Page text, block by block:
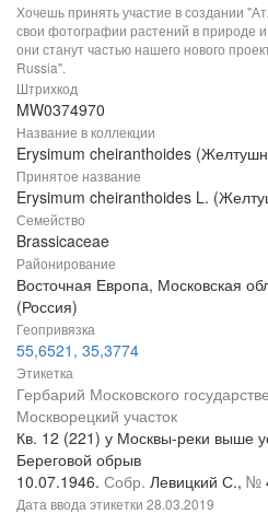
Хочешь принять участие в создании
свои фотографии растений в природе и
они станут частью нашего нового
Russia".
Штрихкод
MW0374970
Название в коллекции
Erysimum cheiranthoides
Принятое название
Erysimum cheiranthoides L.
Семейство
Brassicaceae
Районирование
Восточная Европа, Московская
(Россия)
Геопривязка
55,6521, 35,3774
Этикетка
Гербарий Московского
Москворецкий участок
Кв. 12 (221) у Москвы-реки выше
Береговой обрыв
10.07.1946. Собр. Левицкий С., №
Дата ввода этикетки 28.03.2019